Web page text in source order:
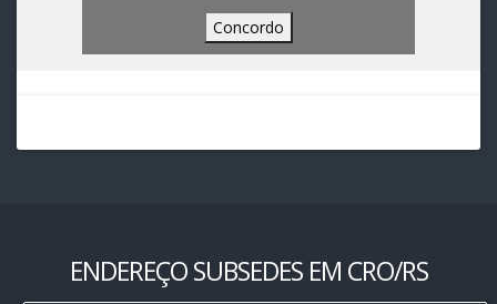
Concordo
ENDEREÇO SUBSEDES EM CRO/RS